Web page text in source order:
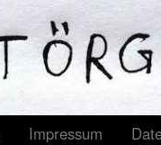
Impressum